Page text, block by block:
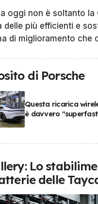
oggi non è soltanto la
delle più efficienti e
di miglioramento che
di Porsche
Questa ricarica
è davvero
Lo
delle